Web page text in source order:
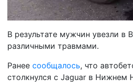
В результате мужчин увезли в
различными травмами.
Ранее сообщалось, что
столкнулся с Jaguar в Нижнем